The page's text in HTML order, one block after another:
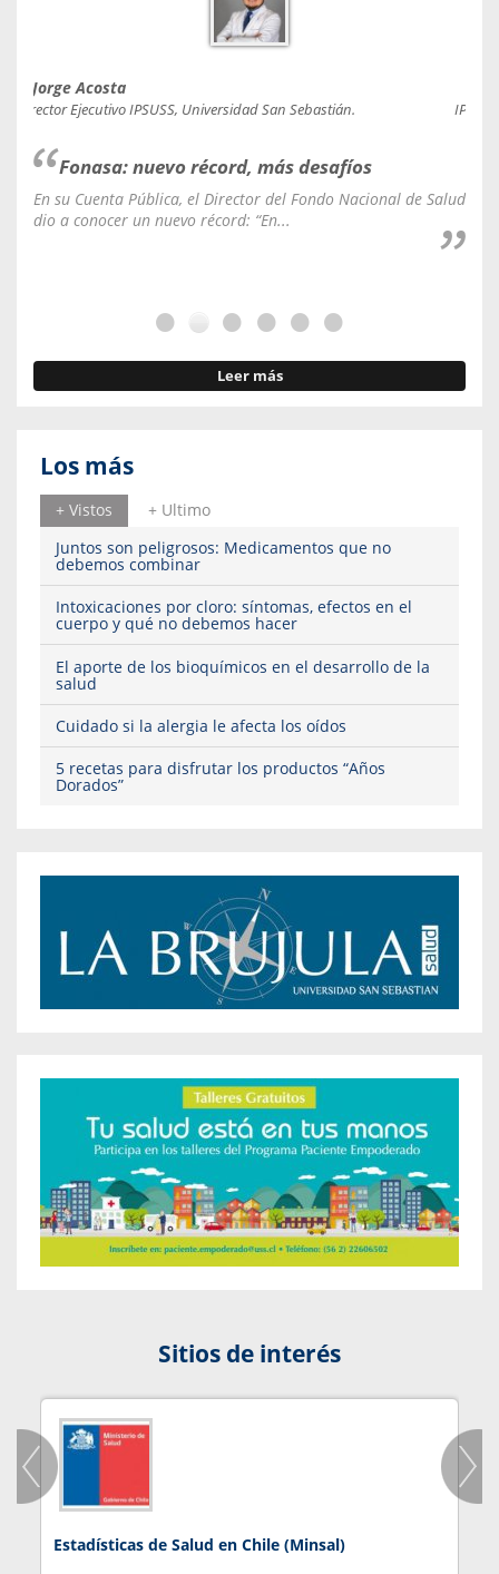
Jorge Acosta
Director Ejecutivo IPSUSS, Universidad San Sebastián.
Fonasa: nuevo récord, más desafíos
En su Cuenta Pública, el Director del Fondo Nacional de Salud
dio a conocer un nuevo récord: “En...
Leer más
Los más
+ Vistos
+ Ultimo
Juntos son peligrosos: Medicamentos que no
debemos combinar
Intoxicaciones por cloro: síntomas, efectos en el
cuerpo y qué no debemos hacer
El aporte de los bioquímicos en el desarrollo de la
salud
Cuidado si la alergia le afecta los oídos
5 recetas para disfrutar los productos “Años
Dorados”
Sitios de interés
Estadísticas de Salud en Chile (Minsal)